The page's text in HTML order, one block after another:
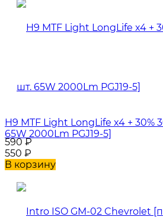
H9 MTF Light LongLife x4 + 30%
65W 2000Lm PGJ19-5]
590₽
550 ₽
В корзину